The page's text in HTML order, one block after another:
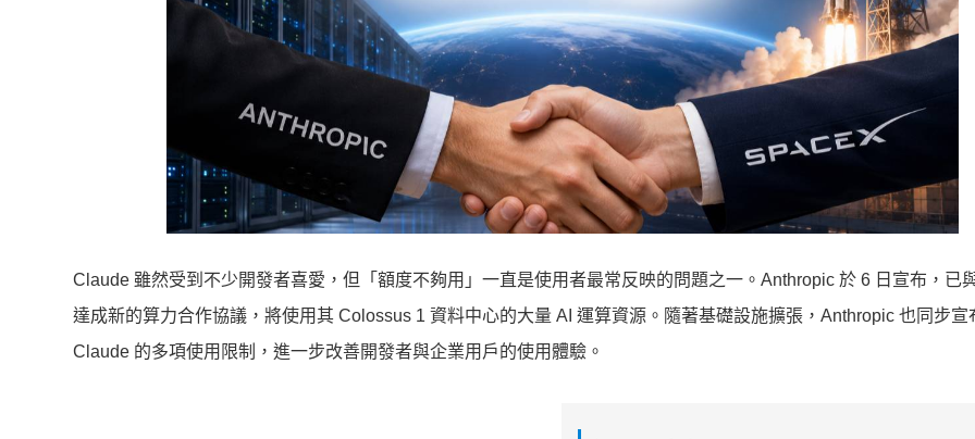
Claude 雖然受到不少開發者喜愛，但「額度不夠用」一直是使用者最常反映的問題之一。Anthropic 於 6 日宣布，已
達成新的算力合作協議，將使用其 Colossus 1 資料中心的大量 AI 運算資源。隨著基礎設施擴張，Anthropic 也同步宣
Claude 的多項使用限制，進一步改善開發者與企業用戶的使用體驗。